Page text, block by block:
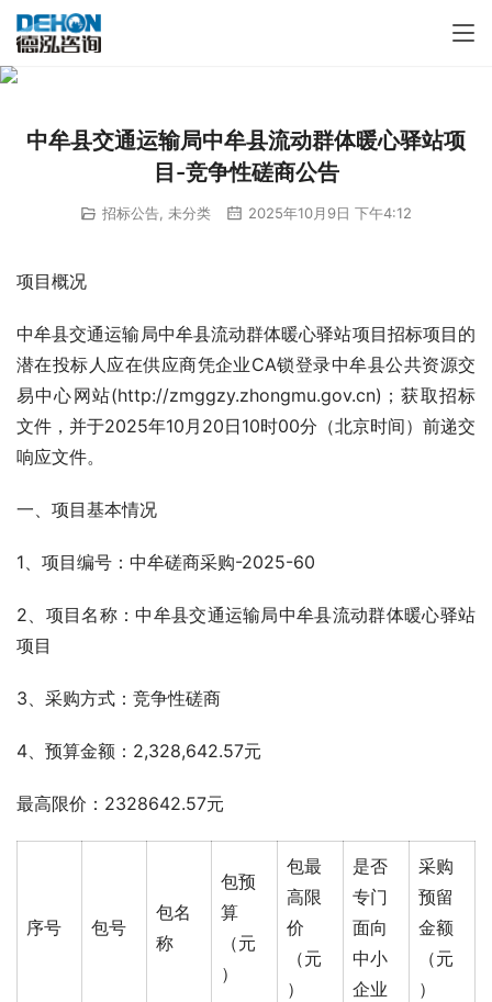
中牟县交通运输局中牟县流动群体暖心驿站项
目-竞争性磋商公告
招标公告 未分类 2025年10月9日 下午4:12
项目概况
中牟县交通运输局中牟县流动群体暖心驿站项目招标项目的
潜在投标人应在供应商凭企业CA锁登录中牟县公共资源交
易中心网站(http://zmggzy.zhongmu.gov.cn)；获取招标
文件，并于2025年10月20日10时00分（北京时间）前递交
响应文件。
一、项目基本情况
1、项目编号：中牟磋商采购-2025-60
2、项目名称：中牟县交通运输局中牟县流动群体暖心驿站
项目
3、采购方式：竞争性磋商
4、预算金额：2,328,642.57元
最高限价：2328642.57元
序号 包号
包名
称
包预
算
（元
）
包最
高限
价
（元
）
是否
专门
面向
中小
企业
采购
预留
金额
（元
）